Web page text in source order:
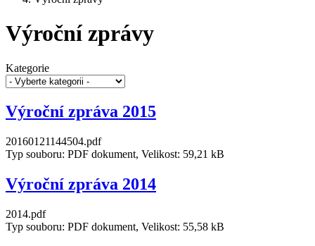
Výroční zprávy
Kategorie
Výroční zpráva 2015
20160121144504.pdf
Typ souboru: PDF dokument, Velikost: 59,21 kB
Výroční zpráva 2014
2014.pdf
Typ souboru: PDF dokument, Velikost: 55,58 kB